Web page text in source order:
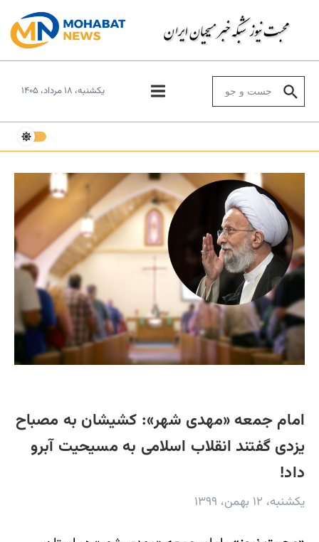
یکشنبه، ۱۸ مرداد، ۱۴۰۵
امام جمعه «مهدی شهر»: کشیشان به مصباح
یزدی گفتند انقلاب اسلامی به مسیحیت آبرو
داد!
یکشنبه، ۱۲ بهمن، ۱۳۹۹